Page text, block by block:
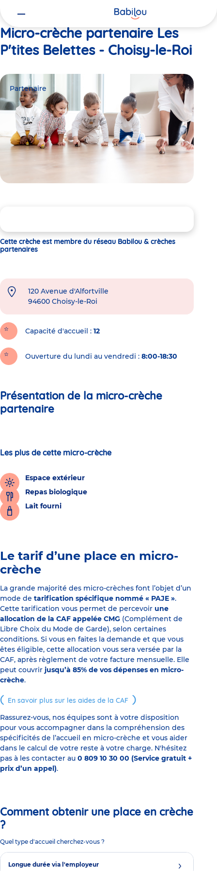
Micro-crèche partenaire Les
P'tites Belettes - Choisy-le-Roi
Partenaire
Cette crèche est membre du réseau Babilou & crèches
partenaires
120 Avenue d'Alfortville
94600 Choisy-le-Roi
Capacité d'accueil 12
Ouverture du lundi au vendredi : 8:00-18:30
Présentation de la micro-crèche
partenaire
Les plus de cette micro-crèche
Espace extérieur
Repas biologique
Lait fourni
Le tarif d’une place en micro-
crèche
La grande majorité des micro-crèches font l’objet d’un
mode de tarification spécifique nommé « PAJE ».
Cette tarification vous permet de percevoir une
allocation de la CAF appelée CMG (Complément de
Libre Choix du Mode de Garde), selon certaines
conditions. Si vous en faites la demande et que vous
êtes éligible, cette allocation vous sera versée par la
CAF, après règlement de votre facture mensuelle. Elle
peut couvrir jusqu’à 85% de vos dépenses en micro-
crèche.
En savoir plus sur les aides de la CAF
Rassurez-vous, nos équipes sont à votre disposition
pour vous accompagner dans la compréhension des
spécificités de l’accueil en micro-crèche et vous aider
dans le calcul de votre reste à votre charge. N'hésitez
pas à les contacter au 0 809 10 30 00 (Service gratuit +
prix d’un appel).
Comment obtenir une place en crèche
?
Quel type d'accueil cherchez-vous ?
Longue durée via l'employeur